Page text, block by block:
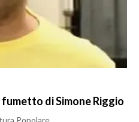
di Simone Riggio
Popolare